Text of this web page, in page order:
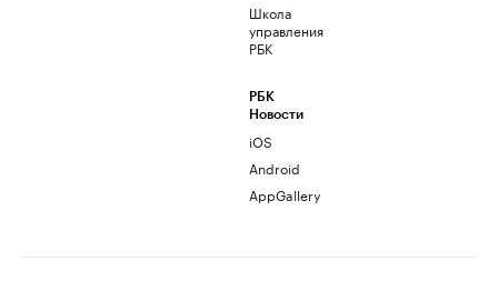
Школа
управления
РБК
РБК
Новости
iOS
Android
AppGallery